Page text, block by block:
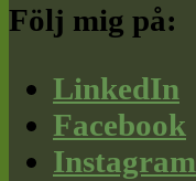
Följ mig på:
LinkedIn
Facebook
Instagram